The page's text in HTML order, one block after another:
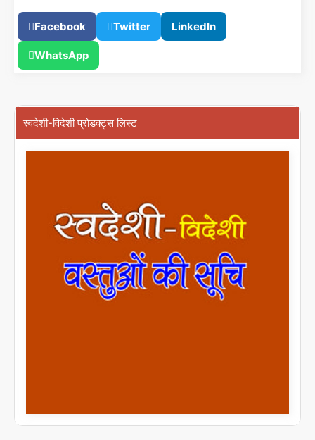
Facebook Twitter LinkedIn
WhatsApp
स्वदेशी-विदेशी प्रोडक्ट्स लिस्ट